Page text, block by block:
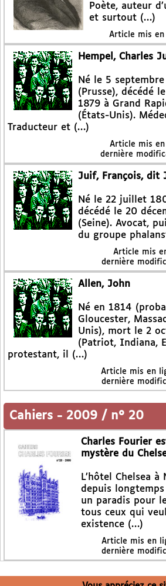
Poète, auteur
et surtout (…)
Article mis en
Hempel, Charles
Né le 5
(Prusse), décédé
1879 à Grand
(États-Unis).
Traducteur et (…)
Article mis
dernière
Juif, François, dit
Né le 22 juillet
décédé le 20
(Seine). Avocat,
du groupe
Article mis
dernière
Allen, John
Né en 1814
Gloucester,
Unis), mort le 2
(Patriot, Indiana,
protestant, il (…)
Article mis en
dernière
Cahiers - 2009 / n° 20
Charles Fourier
mystère du
L’hôtel Chelsea à
depuis
un paradis pour
tous ceux qui
existence (…)
Article mis en
dernière